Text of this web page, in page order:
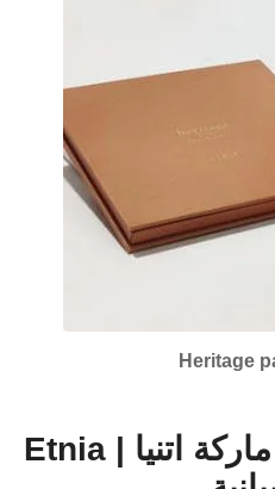
احمر خدود بلاشر ماركة اتنيا | Etnia